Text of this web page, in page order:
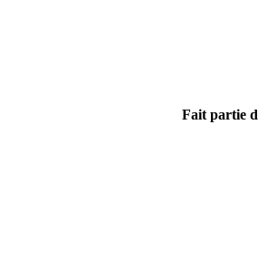
Fait partie